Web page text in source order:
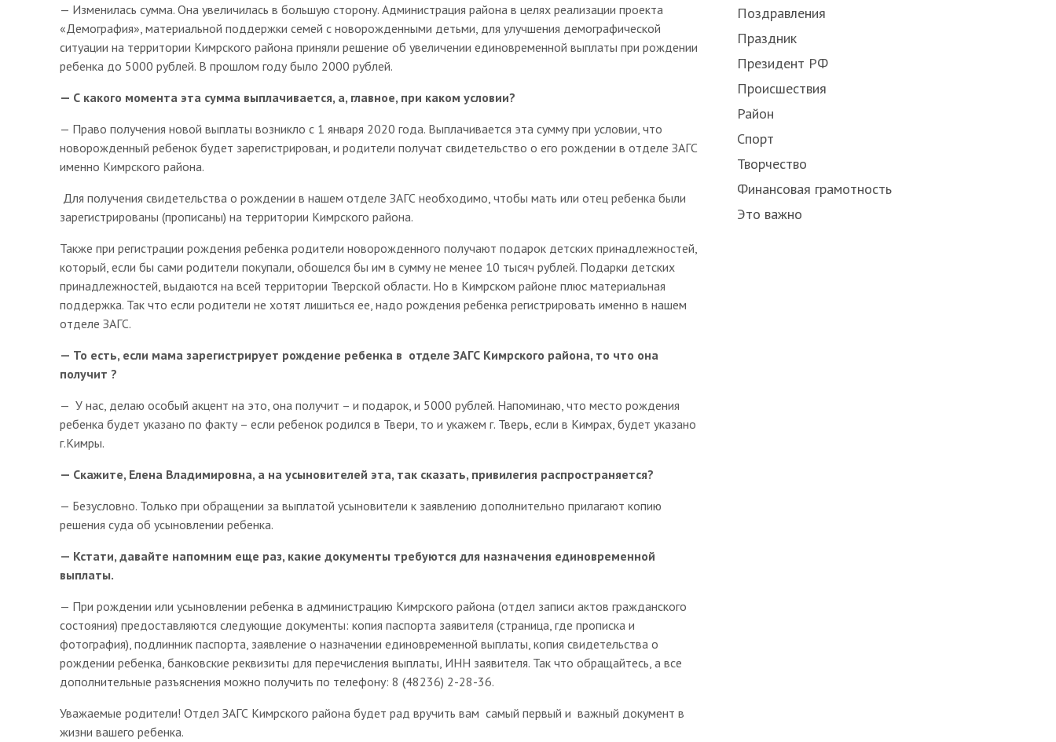
— Изменилась сумма. Она увеличилась в большую сторону. Администрация района в целях реализации проекта
«Демография», материальной поддержки семей с новорожденными детьми, для улучшения демографической
ситуации на территории Кимрского района приняли решение об увеличении единовременной выплаты при рождении
ребенка до 5000 рублей. В прошлом году было 2000 рублей.
— С какого момента эта сумма выплачивается, а, главное, при каком условии?
— Право получения новой выплаты возникло с 1 января 2020 года. Выплачивается эта сумму при условии, что
новорожденный ребенок будет зарегистрирован, и родители получат свидетельство о его рождении в отделе ЗАГС
именно Кимрского района.
Для получения свидетельства о рождении в нашем отделе ЗАГС необходимо, чтобы мать или отец ребенка были
зарегистрированы (прописаны) на территории Кимрского района.
Также при регистрации рождения ребенка родители новорожденного получают подарок детских принадлежностей,
который, если бы сами родители покупали, обошелся бы им в сумму не менее 10 тысяч рублей. Подарки детских
принадлежностей, выдаются на всей территории Тверской области. Но в Кимрском районе плюс материальная
поддержка. Так что если родители не хотят лишиться ее, надо рождения ребенка регистрировать именно в нашем
отделе ЗАГС.
— То есть, если мама зарегистрирует рождение ребенка в отделе ЗАГС Кимрского района, то что она
получит ?
— У нас, делаю особый акцент на это, она получит – и подарок, и 5000 рублей. Напоминаю, что место рождения
ребенка будет указано по факту – если ребенок родился в Твери, то и укажем г. Тверь, если в Кимрах, будет указано
г.Кимры.
— Скажите, Елена Владимировна, а на усыновителей эта, так сказать, привилегия распространяется?
— Безусловно. Только при обращении за выплатой усыновители к заявлению дополнительно прилагают копию
решения суда об усыновлении ребенка.
— Кстати, давайте напомним еще раз, какие документы требуются для назначения единовременной
выплаты.
— При рождении или усыновлении ребенка в администрацию Кимрского района (отдел записи актов гражданского
состояния) предоставляются следующие документы: копия паспорта заявителя (страница, где прописка и
фотография), подлинник паспорта, заявление о назначении единовременной выплаты, копия свидетельства о
рождении ребенка, банковские реквизиты для перечисления выплаты, ИНН заявителя. Так что обращайтесь, а все
дополнительные разъяснения можно получить по телефону: 8 (48236) 2-28-36.
Уважаемые родители! Отдел ЗАГС Кимрского района будет рад вручить вам самый первый и важный документ в
жизни вашего ребенка.
Поздравления
Праздник
Президент РФ
Происшествия
Район
Спорт
Творчество
Финансовая грамотность
Это важно